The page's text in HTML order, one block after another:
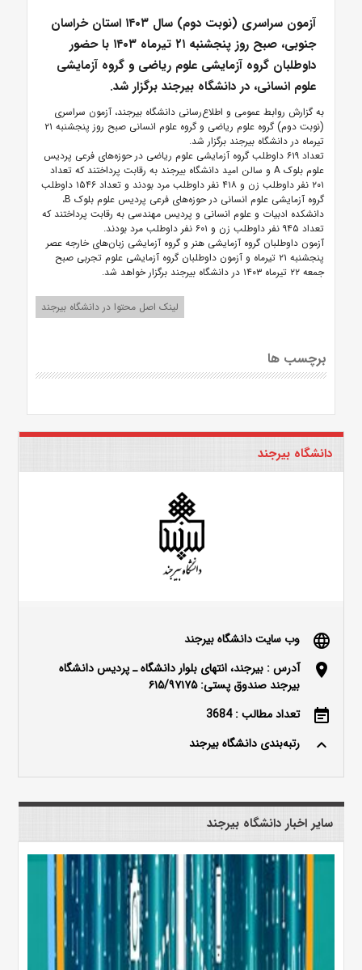
آزمون سراسری (نوبت دوم) سال ۱۴۰۳ استان خراسان
جنوبی، صبح روز پنجشنبه ۲۱ تیرماه ۱۴۰۳ با حضور
داوطلبان گروه آزمایشی علوم ریاضی و گروه آزمایشی
علوم انسانی، در دانشگاه بیرجند برگزار شد.
به گزارش روابط عمومی و اطلاع‌رسانی دانشگاه بیرجند، آزمون سراسری
(نوبت دوم) گروه‌ علوم ریاضی و گروه علوم انسانی صبح روز پنجشنبه ۲۱
تیرماه در دانشگاه بیرجند برگزار شد.
تعداد ۶۱۹ داوطلب گروه آزمایشی علوم ریاضی در حوزه‌های فرعی پردیس
علوم بلوک A و سالن امید دانشگاه بیرجند به رقابت پرداختند که تعداد
۲۰۱ نفر داوطلب زن و ۴۱۸ نفر داوطلب مرد بودند و تعداد ۱۵۴۶ داوطلب
گروه آزمایشی علوم انسانی در حوزه‌های فرعی پردیس علوم بلوک B،
دانشکده ادبیات و علوم انسانی و پردیس مهندسی به رقابت پرداختند که
تعداد ۹۴۵ نفر داوطلب زن و ۶۰۱ نفر داوطلب مرد بودند.
آزمون داوطلبان گروه آزمایشی هنر و گروه آزمایشی زبان‌های خارجه عصر
پنجشنبه ۲۱ تیرماه و آزمون داوطلبان گروه آزمایشی علوم تجربی صبح
جمعه ۲۲ تیرماه ۱۴۰۳ در دانشگاه بیرجند برگزار خواهد شد.
لینک اصل محتوا در دانشگاه بیرجند
برچسب ها
دانشگاه بیرجند
language وب سایت دانشگاه بیرجند
location_on
آدرس : بیرجند، انتهای بلوار دانشگاه ـ پردیس دانشگاه
بیرجند صندوق پستی: ۶۱۵/۹۷۱۷۵
event_note تعداد مطالب : 3684
keyboard_arrow_up رتبه‌بندی دانشگاه بیرجند
سایر اخبار دانشگاه بیرجند